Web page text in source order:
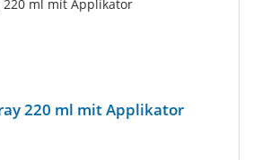
220 ml mit Applikator